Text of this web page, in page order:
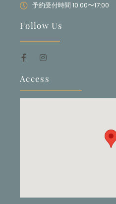
予約受付時間 10:00〜17:00
Follow Us
Access